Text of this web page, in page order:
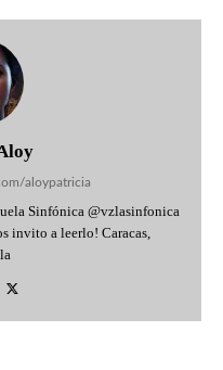
aloypatricia
Sinfónica @vzlasinfonica
invito a leerlo! Caracas,